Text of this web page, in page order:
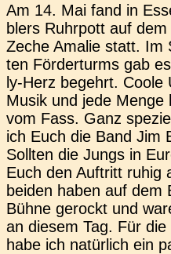
Am 14. Mai fand in
blers Ruhr­pott auf
Zeche Amalie statt.
ten För­der­turms gab
ly-Herz begehrt. Coole
Musik und jede Menge
vom Fass. Ganz
ich Euch die Band Jim
Soll­ten die Jungs in
Euch den Auf­tritt ruhig
beiden haben auf dem
Bühne gerockt und
an diesem Tag. Für
habe ich natür­lich ein